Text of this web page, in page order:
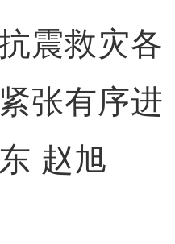
救灾各
张有序进
赵旭